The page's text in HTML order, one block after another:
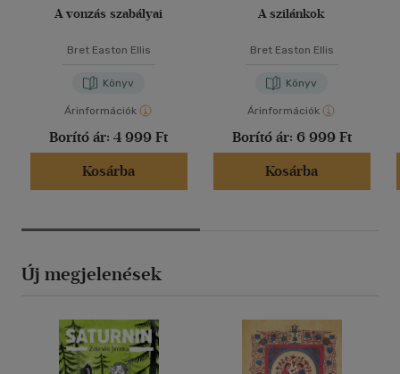
A vonzás szabályai
Bret Easton Ellis
Könyv
Árinformációk
Borító ár: 4 999 Ft
Kosárba
A szilánkok
Bret Easton Ellis
Könyv
Árinformációk
Borító ár: 6 999 Ft
Kosárba
Új megjelenések